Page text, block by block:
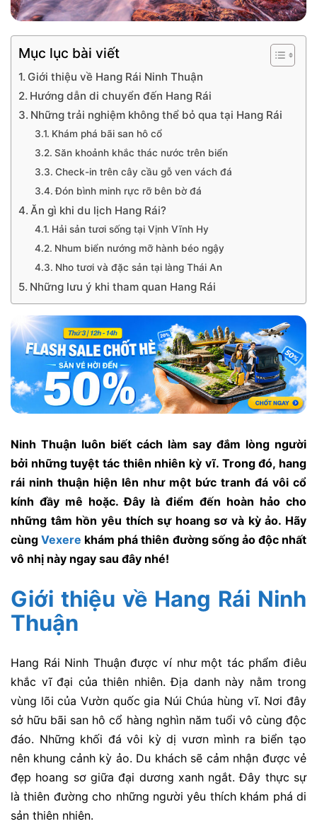
Mục lục bài viết
Giới thiệu về Hang Rái Ninh Thuận
Hướng dẫn di chuyển đến Hang Rái
Những trải nghiệm không thể bỏ qua tại Hang Rái
Khám phá bãi san hô cổ
Săn khoảnh khắc thác nước trên biển
Check-in trên cây cầu gỗ ven vách đá
Đón bình minh rực rỡ bên bờ đá
Ăn gì khi du lịch Hang Rái?
Hải sản tươi sống tại Vịnh Vĩnh Hy
Nhum biển nướng mỡ hành béo ngậy
Nho tươi và đặc sản tại làng Thái An
Những lưu ý khi tham quan Hang Rái
Ninh Thuận luôn biết cách làm say đắm lòng người
bởi những tuyệt tác thiên nhiên kỳ vĩ. Trong đó, hang
rái ninh thuận hiện lên như một bức tranh đá vôi cổ
kính đầy mê hoặc. Đây là điểm đến hoàn hảo cho
những tâm hồn yêu thích sự hoang sơ và kỳ ảo. Hãy
cùngVexere khám phá thiên đường sống ảo độc nhất
vô nhị này ngay sau đây nhé!
Giới thiệu về Hang Rái Ninh
Thuận
Hang Rái Ninh Thuận được ví như một tác phẩm điêu
khắc vĩ đại của thiên nhiên. Địa danh này nằm trong
vùng lõi của Vườn quốc gia Núi Chúa hùng vĩ. Nơi đây
sở hữu bãi san hô cổ hàng nghìn năm tuổi vô cùng độc
đáo. Những khối đá vôi kỳ dị vươn mình ra biển tạo
nên khung cảnh kỳ ảo. Du khách sẽ cảm nhận được vẻ
đẹp hoang sơ giữa đại dương xanh ngắt. Đây thực sự
là thiên đường cho những người yêu thích khám phá di
sản thiên nhiên.